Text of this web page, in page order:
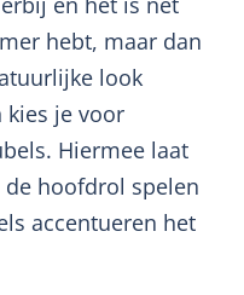
hebt, maar dan
look
kies je voor
Hiermee laat
hoofdrol spelen
accentueren het